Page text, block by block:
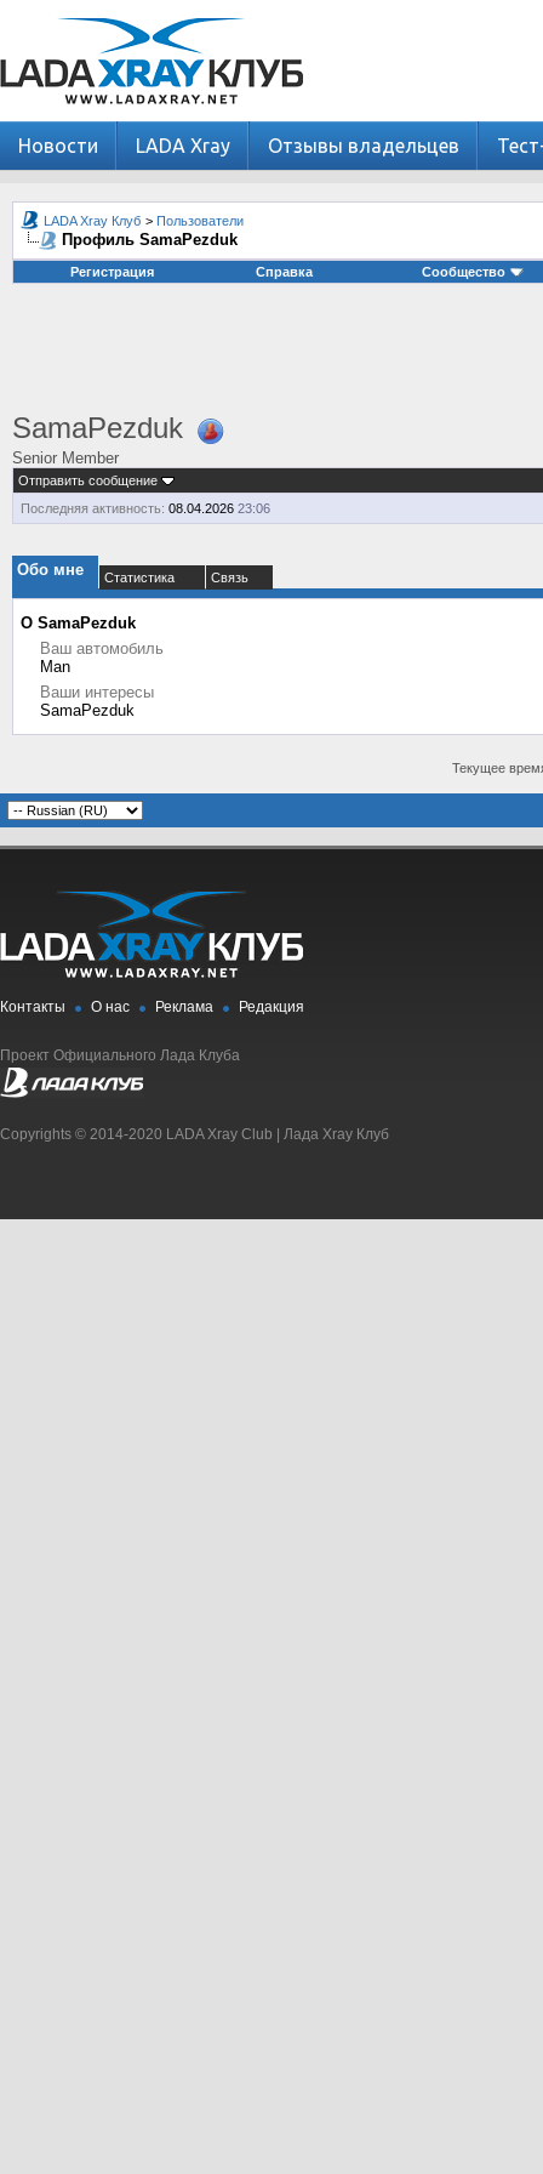
Новости LADA Xray Отзывы владельцев
LADA Xray Клуб > Пользователи
Профиль SamaPezduk
Регистрация Справка Сообщество
SamaPezduk
Senior Member
Отправить сообщение
Последняя активность: 08.04.2026 23:06
Обо мне Статистика Связь
О SamaPezduk
Ваш автомобиль
Man
Ваши интересы
SamaPezduk
Текущее
Контакты О нас Реклама Редакция
Проект Официального Лада Клуба
Copyrights © 2014-2020 LADA Xray Club | Лада Xray Клуб